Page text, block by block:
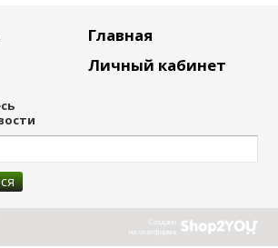
Главная
Личный кабинет
Создано
на платформе